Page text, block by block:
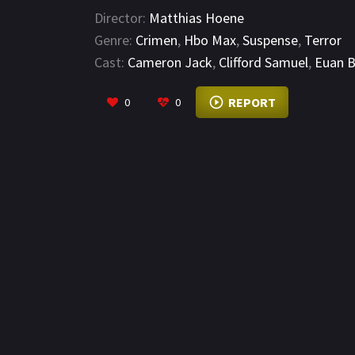
Director: Matthias Hoene
Genre: Crimen, Hbo Max,Suspense, Terror
Cast: Cameron Jack, Clifford Samuel, Euan
0 0 REPORT